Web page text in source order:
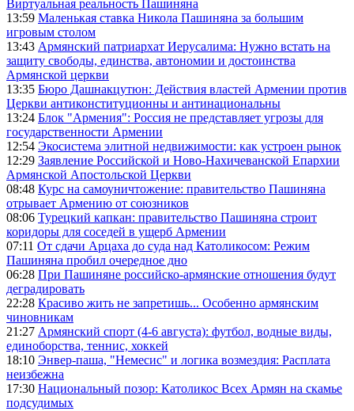
Виртуальная реальность Пашиняна
13:59 Маленькая ставка Никола Пашиняна за большим
игровым столом
13:43 Армянский патриархат Иерусалима: Нужно встать на
защиту свободы, единства, автономии и достоинства
Армянской церкви
13:35 Бюро Дашнакцутюн: Действия властей Армении против
Церкви антиконституционны и антинациональны
13:24 Блок "Армения": Россия не представляет угрозы для
государственности Армении
12:54 Экосистема элитной недвижимости: как устроен рынок
12:29 Заявление Российской и Ново-Нахичеванской Епархии
Армянской Апостольской Церкви
08:48 Курс на самоуничтожение: правительство Пашиняна
отрывает Армению от союзников
08:06 Турецкий капкан: правительство Пашиняна строит
коридоры для соседей в ущерб Армении
07:11 От сдачи Арцаха до суда над Католикосом: Режим
Пашиняна пробил очередное дно
06:28 При Пашиняне российско-армянские отношения будут
деградировать
22:28 Красиво жить не запретишь... Особенно армянским
чиновникам
21:27 Армянский спорт (4-6 августа): футбол, водные виды,
единоборства, теннис, хоккей
18:10 Энвер-паша, "Немесис" и логика возмездия: Расплата
неизбежна
17:30 Национальный позор: Католикос Всех Армян на скамье
подсудимых